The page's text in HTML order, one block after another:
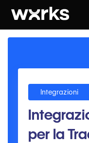
Integrazioni
per la